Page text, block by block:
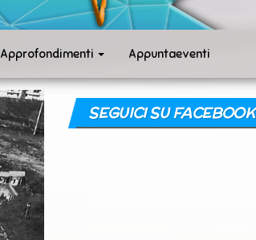
Approfondimenti Appuntaeventi
SEGUICI SU FACEBOOK